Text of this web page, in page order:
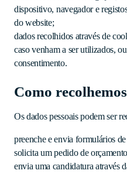
dispositivo, navegador e
do website;
dados recolhidos através de
caso venham a ser utilizados,
consentimento.
Como
Os dados pessoais podem ser
preenche e envia formulários
solicita um pedido de
envia uma candidatura através